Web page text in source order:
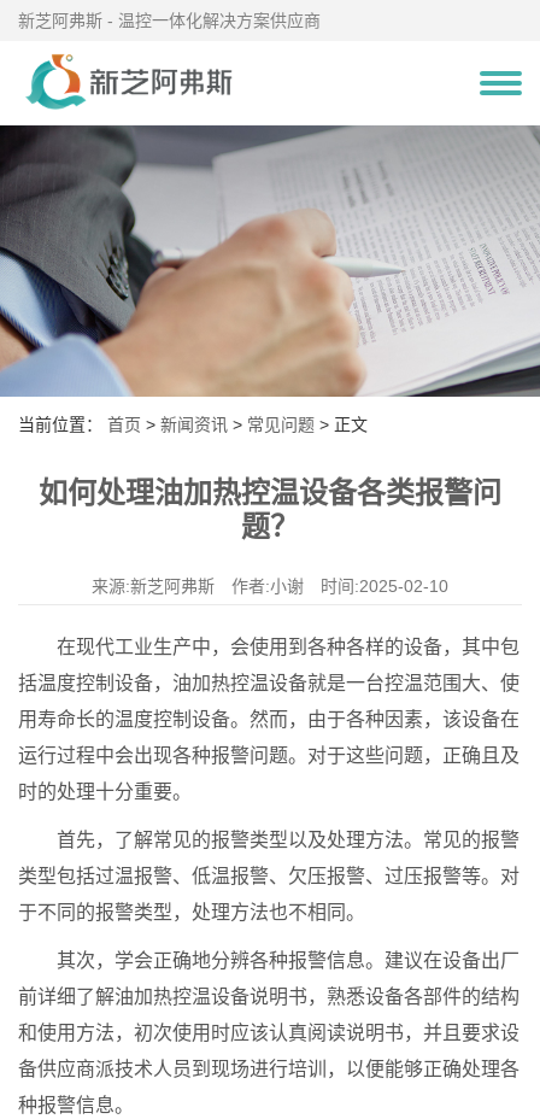
新芝阿弗斯 - 温控一体化解决方案供应商
当前位置： 首页 > 新闻资讯 > 常见问题 > 正文
如何处理油加热控温设备各类报警问
题？
来源:新芝阿弗斯 作者:小谢 时间:2025-02-10
在现代工业生产中，会使用到各种各样的设备，其中包
括温度控制设备，油加热控温设备就是一台控温范围大、使
用寿命长的温度控制设备。然而，由于各种因素，该设备在
运行过程中会出现各种报警问题。对于这些问题，正确且及
时的处理十分重要。
首先，了解常见的报警类型以及处理方法。常见的报警
类型包括过温报警、低温报警、欠压报警、过压报警等。对
于不同的报警类型，处理方法也不相同。
其次，学会正确地分辨各种报警信息。建议在设备出厂
前详细了解油加热控温设备说明书，熟悉设备各部件的结构
和使用方法，初次使用时应该认真阅读说明书，并且要求设
备供应商派技术人员到现场进行培训，以便能够正确处理各
种报警信息。